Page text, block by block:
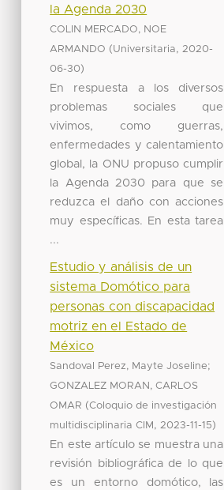
la Agenda 2030
COLIN MERCADO, NOE
ARMANDO (Universitaria,2020-
06-30)
En respuesta a los diversos
problemas sociales que
vivimos, como guerras,
enfermedades y calentamiento
global, la ONU propuso cumplir
la Agenda 2030 para que se
reduzca el daño con acciones
muy específicas. En esta tarea
...
Estudio y análisis de un
sistema Domótico para
personas con discapacidad
motriz en el Estado de
México
Sandoval Perez, Mayte Joseline;
GONZALEZ MORAN, CARLOS
OMAR (Coloquio de investigación
multidisciplinaria CIM ,2023-11-15)
En este artículo se muestra una
revisión bibliográfica de lo que
es un entorno domótico, las